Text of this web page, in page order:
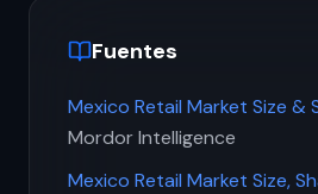
Fuentes
Mexico Retail Market Size &
Mordor Intelligence
Mexico Retail Market Size,